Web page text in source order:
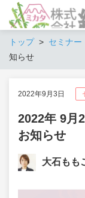
トップ セミナー
知らせ
2022年9月3日
2022年 9月
お知らせ
大石もも